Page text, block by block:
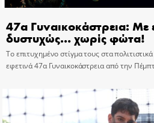
47α Γυναικοκάστρεια: Με
δυστυχώς… χωρίς φώτα!
Το επιτυχημένο στίγμα τους στα
εφετινά 47α Γυναικοκάστρεια από την